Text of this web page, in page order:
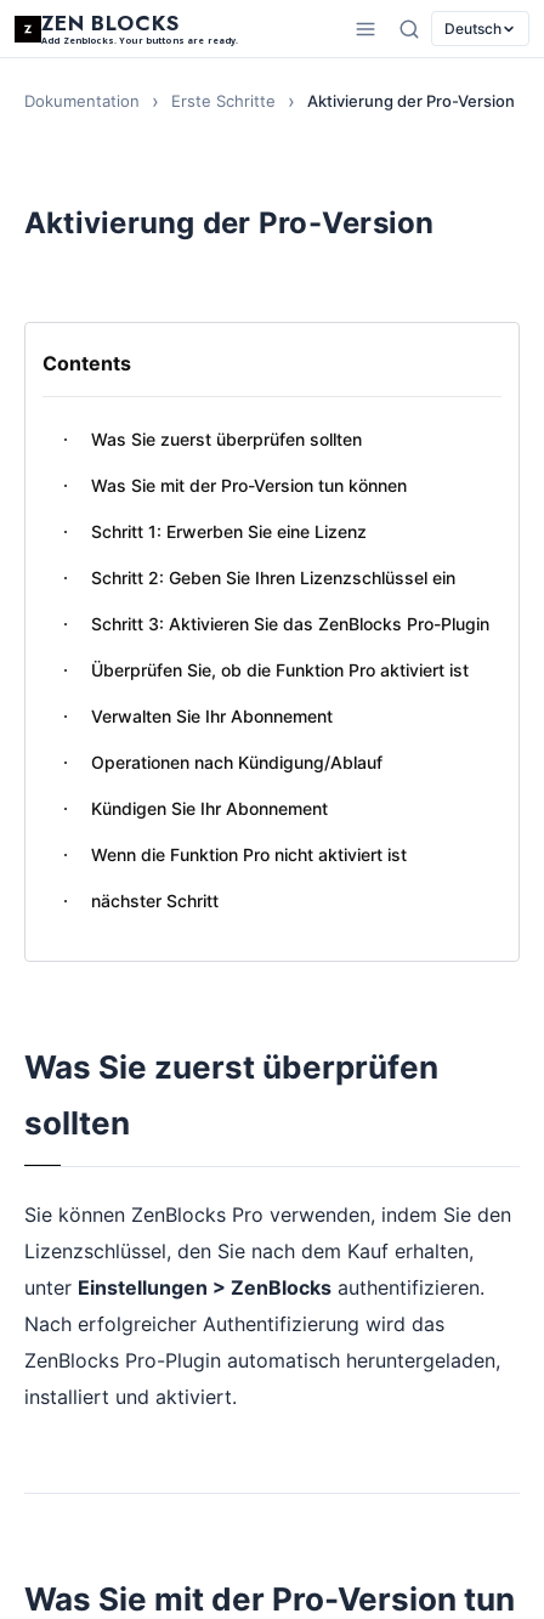
ZEN BLOCKS
Add Zenblocks. Your buttons are ready.
Deutsch
Dokumentation Erste Schritte Aktivierung der Pro-Version
Aktivierung der Pro-Version
Contents
Was Sie zuerst überprüfen sollten
Was Sie mit der Pro-Version tun können
Schritt 1: Erwerben Sie eine Lizenz
Schritt 2: Geben Sie Ihren Lizenzschlüssel ein
Schritt 3: Aktivieren Sie das ZenBlocks Pro-Plugin
Überprüfen Sie, ob die Funktion Pro aktiviert ist
Verwalten Sie Ihr Abonnement
Operationen nach Kündigung/Ablauf
Kündigen Sie Ihr Abonnement
Wenn die Funktion Pro nicht aktiviert ist
nächster Schritt
Was Sie zuerst überprüfen
sollten
Sie können ZenBlocks Pro verwenden, indem Sie den
Lizenzschlüssel, den Sie nach dem Kauf erhalten,
unter Einstellungen > ZenBlocks authentifizieren.
Nach erfolgreicher Authentifizierung wird das
ZenBlocks Pro-Plugin automatisch heruntergeladen,
installiert und aktiviert.
Was Sie mit der Pro-Version tun